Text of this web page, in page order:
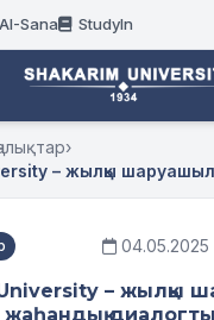
AI-Sana StudyIn
›
– жылқы
04.05.2025
– жылқы
жаһандық